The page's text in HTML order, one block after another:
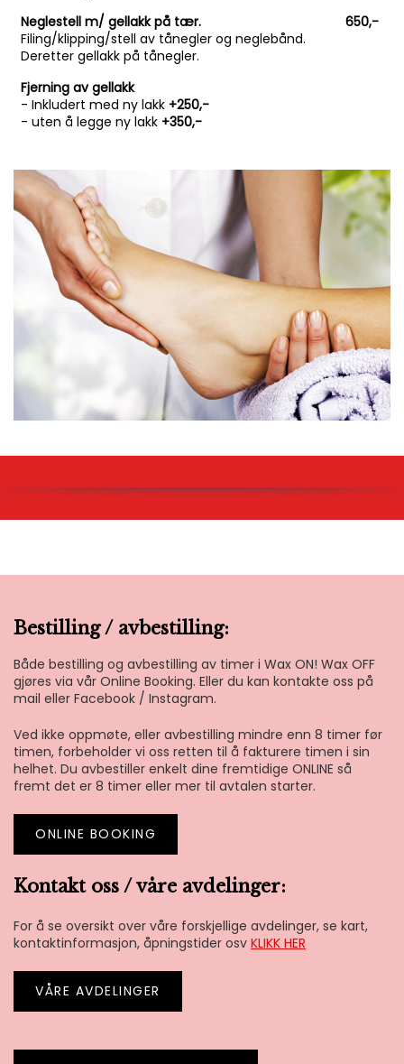
Neglestell m/ gellakk på tær.
Filing/klipping/stell av tånegler og neglebånd.
Deretter gellakk på tånegler.
650,-
Fjerning av gellakk
- Inkludert med ny lakk +250,-
- uten å legge ny lakk +350,-
Bestilling / avbestilling:
Både bestilling og avbestilling av timer i Wax ON! Wax OFF
gjøres via vår Online Booking. Eller du kan kontakte oss på
mail eller Facebook / Instagram.
Ved ikke oppmøte, eller avbestilling mindre enn 8 timer før
timen, forbeholder vi oss retten til å fakturere timen i sin
helhet. Du avbestiller enkelt dine fremtidige ONLINE så
fremt det er 8 timer eller mer til avtalen starter.
ONLINE BOOKING
Kontakt oss / våre avdelinger:
For å se oversikt over våre forskjellige avdelinger, se kart,
kontaktinformasjon, åpningstider osv KLIKK HER
VÅRE AVDELINGER